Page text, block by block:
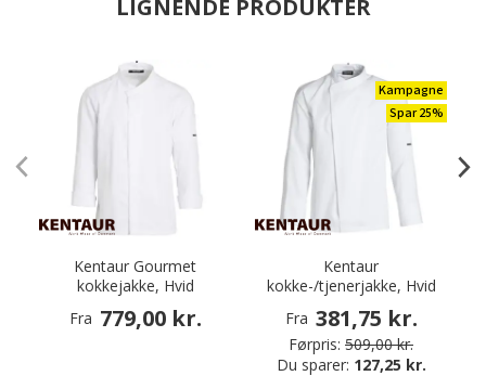
LIGNENDE PRODUKTER
Kentaur Gourmet
kokkejakke, Hvid
Fra 779,00 kr.
Kampagne
Spar 25%
Kentaur
kokke-/tjenerjakke, Hvid
Fra 381,75 kr.
Førpris: 509,00 kr.
Du sparer: 127,25 kr.